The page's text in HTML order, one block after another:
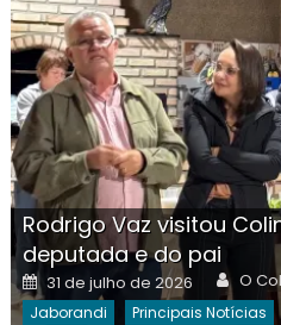
Rodrigo Vaz visitou
deputada e do pai
Posted
on
31 de julho de 2026 O
Jaborandi Principais Notícias